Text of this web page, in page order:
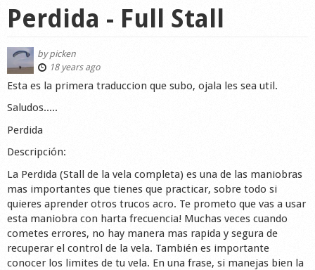
Tricks
Forum
Startplaces
Calendar
Gear
Market
Shop
Perdida - Full Stall
bypicken
18 years ago
Esta es la primera traduccion que subo, ojala les sea util.
Saludos.....
Perdida
Descripción:
La Perdida (Stall de la vela completa) es una de las maniobras
mas importantes que tienes que practicar, sobre todo si
quieres aprender otros trucos acro. Te prometo que vas a usar
esta maniobra con harta frecuencia! Muchas veces cuando
cometes errores, no hay manera mas rapida y segura de
recuperar el control de la vela. También es importante
conocer los limites de tu vela. En una frase, si manejas bien la